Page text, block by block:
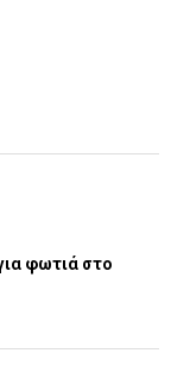
φωτιά στο